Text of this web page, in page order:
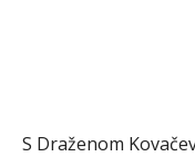
S Draženom